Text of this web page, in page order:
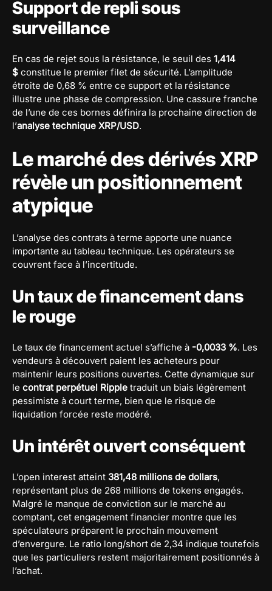
Support de repli sous
surveillance
En cas de rejet sous la résistance, le seuil des 1,414
$ constitue le premier filet de sécurité. L’amplitude
étroite de 0,68 % entre ce support et la résistance
illustre une phase de compression. Une cassure franche
de l’une de ces bornes définira la prochaine direction de
l’analyse technique XRP/USD.
Le marché des dérivés XRP
révèle un positionnement
atypique
L’analyse des contrats à terme apporte une nuance
importante au tableau technique. Les opérateurs se
couvrent face à l’incertitude.
Un taux de financement dans
le rouge
Le taux de financement actuel s’affiche à -0,0033 %. Les
vendeurs à découvert paient les acheteurs pour
maintenir leurs positions ouvertes. Cette dynamique sur
le contrat perpétuel Ripple traduit un biais légèrement
pessimiste à court terme, bien que le risque de
liquidation forcée reste modéré.
Un intérêt ouvert conséquent
L’open interest atteint 381,48 millions de dollars,
représentant plus de 268 millions de tokens engagés.
Malgré le manque de conviction sur le marché au
comptant, cet engagement financier montre que les
spéculateurs préparent le prochain mouvement
d’envergure. Le ratio long/short de 2,34 indique toutefois
que les particuliers restent majoritairement positionnés à
l’achat.